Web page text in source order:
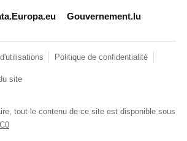
Gouvernement.lu
Politique de confidentialité
site
tout le contenu de ce site est disponible sous